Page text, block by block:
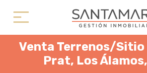
Venta Terrenos/Sitio
Prat, Los